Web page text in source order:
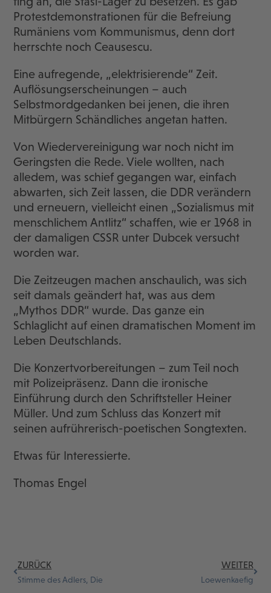
Protestdemonstrationen für die Befreiung
Rumäniens vom Kommunismus, denn dort
herrschte noch Ceausescu.
Eine aufregende, „elektrisierende“ Zeit.
Auflösungserscheinungen – auch
Selbstmordgedanken bei jenen, die ihren
Mitbürgern Schändliches angetan hatten.
Von Wiedervereinigung war noch nicht im
Geringsten die Rede. Viele wollten, nach
alledem, was schief gegangen war, einfach
abwarten, sich Zeit lassen, die DDR verändern
und erneuern, vielleicht einen „Sozialismus mit
menschlichem Antlitz“ schaffen, wie er 1968 in
der damaligen CSSR unter Dubcek versucht
worden war.
Die Zeitzeugen machen anschaulich, was sich
seit damals geändert hat, was aus dem
„Mythos DDR“ wurde. Das ganze ein
Schlaglicht auf einen dramatischen Moment im
Leben Deutschlands.
Die Konzertvorbereitungen – zum Teil noch
mit Polizeipräsenz. Dann die ironische
Einführung durch den Schriftsteller Heiner
Müller. Und zum Schluss das Konzert mit
seinen aufrührerisch-poetischen Songtexten.
Etwas für Interessierte.
Thomas Engel
ZURÜCK
Stimme des Adlers, Die
WEITER
Loewenkaefig